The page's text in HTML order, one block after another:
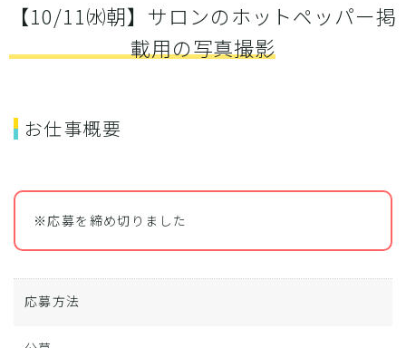
【10/11㈬朝】サロンのホットペッパー掲
載用の写真撮影
お仕事概要
※応募を締め切りました
応募方法